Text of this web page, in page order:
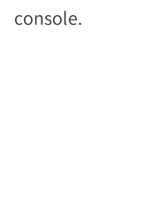
console.